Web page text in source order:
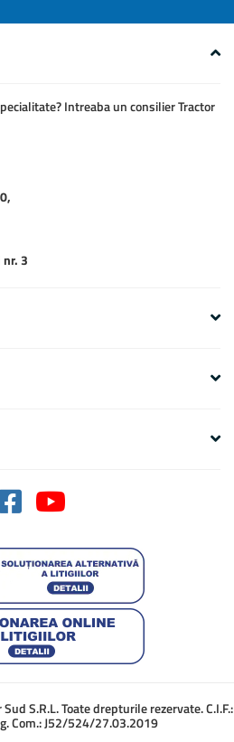
Intreaba un consilier Tractor
3
S.R.L. Toate drepturile rezervate. C.I.F.:
Com.: J52/524/27.03.2019